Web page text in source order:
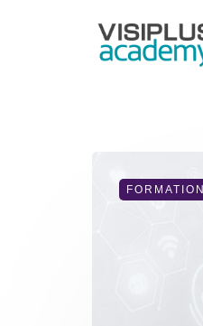
FORMATION